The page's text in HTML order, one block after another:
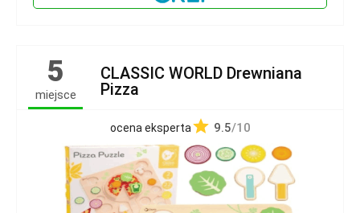
5
miejsce
CLASSIC WORLD Drewniana
Pizza
ocena eksperta 9.5/10